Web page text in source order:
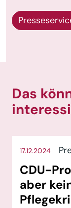
Das
17.12.2024
CDU-
aber